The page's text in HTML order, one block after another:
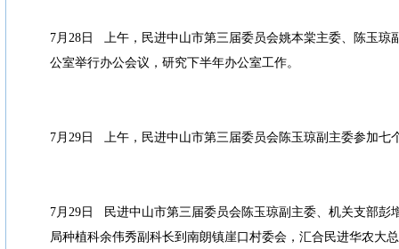
7月28日 上午，民进中山市第三届委员会姚本棠主委、陈玉琼
公室举行办公会议，研究下半年办公室工作。
7月29日 上午，民进中山市第三届委员会陈玉琼副主委参加七
7月29日 民进中山市第三届委员会陈玉琼副主委、机关支部彭
局种植科余伟秀副科长到南朗镇崖口村委会，汇合民进华农大